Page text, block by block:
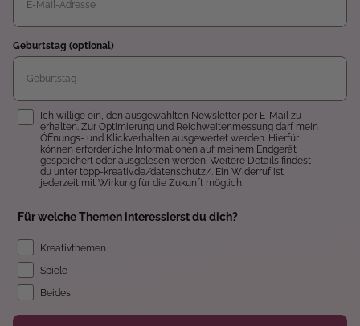
Geburtstag (optional)
Einwilligung
Ich willige ein, den ausgewählten Newsletter per E-Mail zu
erhalten. Zur Optimierung und Reichweitenmessung darf mein
Öffnungs- und Klickverhalten ausgewertet werden. Hierfür
können erforderliche Informationen auf meinem Endgerät
gespeichert oder ausgelesen werden. Weitere Details findest
du unter topp-kreativ.de/datenschutz/. Ein Widerruf ist
jederzeit mit Wirkung für die Zukunft möglich.
Für welche Themen interessierst du dich?
Kreativthemen
Spiele
Beides